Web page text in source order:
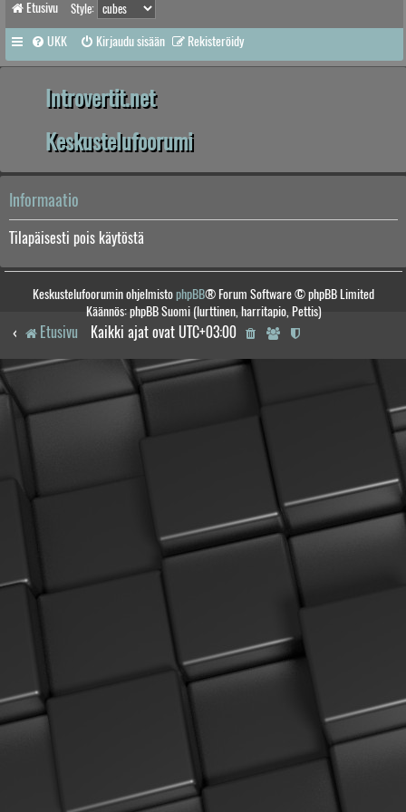
Etusivu Style:
UKK Kirjaudu sisään Rekisteröidy
Introvertit.net
Keskustelufoorumi
Informaatio
Tilapäisesti pois käytöstä
Keskustelufoorumin ohjelmistophpBB® Forum Software © phpBB Limited
Käännös: phpBB Suomi (lurttinen, harritapio, Pettis)
Etusivu Kaikki ajat ovat UTC+03:00